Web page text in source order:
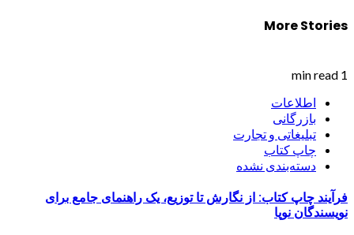
More Stories
1 min read
اطلاعات
بازرگانی
تبلیغاتی و تجارت
چاپ کتاب
دسته‌بندی نشده
فرآیند چاپ کتاب: از نگارش تا توزیع، یک راهنمای جامع برای
نویسندگان نوپا